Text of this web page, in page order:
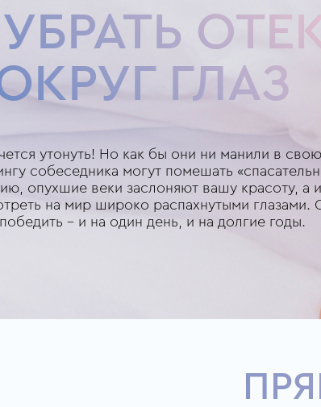
ГЛАЗ
утонуть! Но как бы они ни манили в свою
собеседника могут помешать
опухшие веки заслоняют вашу красоту, а
на мир широко распахнутыми глазами.
– и на один день, и на долгие годы.